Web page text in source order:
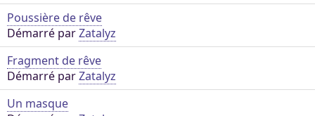
Poussière de rêve
Démarré parZatalyz
Fragment de rêve
Démarré parZatalyz
Un masque